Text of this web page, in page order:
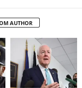
AUTHOR